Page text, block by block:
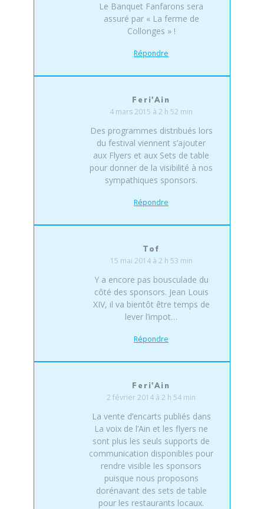
Le Banquet Fanfarons sera
assuré par « La ferme de
Collonges » !
Répondre
Feri'Ain
4 mars 2015 à 2 h 52 min
Des programmes distribués lors
du festival viennent s’ajouter
aux Flyers et aux Sets de table
pour donner de la visibilité à nos
sympathiques sponsors.
Répondre
Tof
15 mai 2014 à 2 h 53 min
Y a encore pas bousculade du
côté des sponsors. Jean Louis
XIV, il va bientôt être temps de
lever l’impot…
Répondre
Feri'Ain
2 février 2014 à 2 h 54 min
La vente d’encarts publiés dans
La voix de l’Ain et les flyers ne
sont plus les seuls supports de
communication disponibles pour
rendre visible les sponsors
puisque nous proposons
dorénavant des sets de table
pour les restaurants locaux.